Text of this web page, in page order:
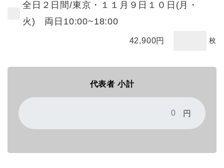
全日２日間/東京・１１月９日１０日(月・
火) 両日10:00~18:00
42,900円 枚
代表者 小計
円